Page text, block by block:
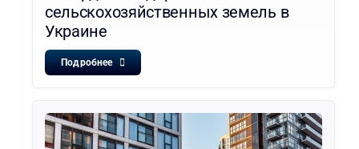
сельскохозяйственных земель в
Украине
Подробнее